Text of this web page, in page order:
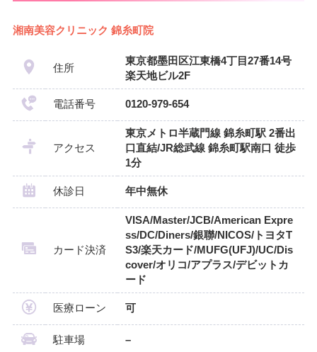
湘南美容クリニック 錦糸町院
住所
東京都墨田区江東橋4丁目27番14号
楽天地ビル2F
電話番号 0120-979-654
アクセス
東京メトロ半蔵門線 錦糸町駅 2番出
口直結/JR総武線 錦糸町駅南口 徒歩
1分
休診日 年中無休
カード決済
VISA/Master/JCB/American Expre
ss/DC/Diners/銀聯/NICOS/トヨタT
S3/楽天カード/MUFG(UFJ)/UC/Dis
cover/オリコ/アプラス/デビットカ
ード
医療ローン 可
駐車場 –